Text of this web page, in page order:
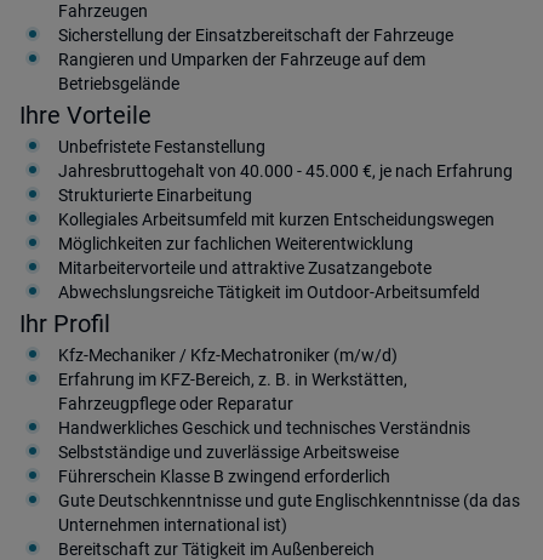
Fahrzeugen
Sicherstellung der Einsatzbereitschaft der Fahrzeuge
Rangieren und Umparken der Fahrzeuge auf dem
Betriebsgelände
Ihre Vorteile
Unbefristete Festanstellung
Jahresbruttogehalt von 40.000 - 45.000 €, je nach Erfahrung
Strukturierte Einarbeitung
Kollegiales Arbeitsumfeld mit kurzen Entscheidungswegen
Möglichkeiten zur fachlichen Weiterentwicklung
Mitarbeitervorteile und attraktive Zusatzangebote
Abwechslungsreiche Tätigkeit im Outdoor-Arbeitsumfeld
Ihr Profil
Kfz-Mechaniker / Kfz-Mechatroniker (m/w/d)
Erfahrung im KFZ-Bereich, z. B. in Werkstätten,
Fahrzeugpflege oder Reparatur
Handwerkliches Geschick und technisches Verständnis
Selbstständige und zuverlässige Arbeitsweise
Führerschein Klasse B zwingend erforderlich
Gute Deutschkenntnisse und gute Englischkenntnisse (da das
Unternehmen international ist)
Bereitschaft zur Tätigkeit im Außenbereich